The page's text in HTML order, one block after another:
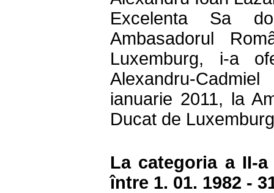
Excelenta Sa
Ambasadorul
Luxemburg, i-a
Alexandru-
ianuarie 2011, la
Ducat de
La categoria a II-
între 1. 01. 1982 -